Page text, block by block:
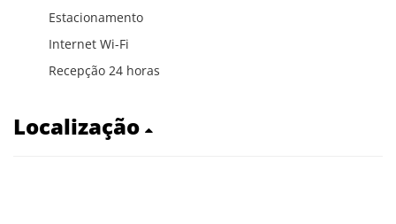
Estacionamento
Internet Wi-Fi
Recepção 24 horas
Localização